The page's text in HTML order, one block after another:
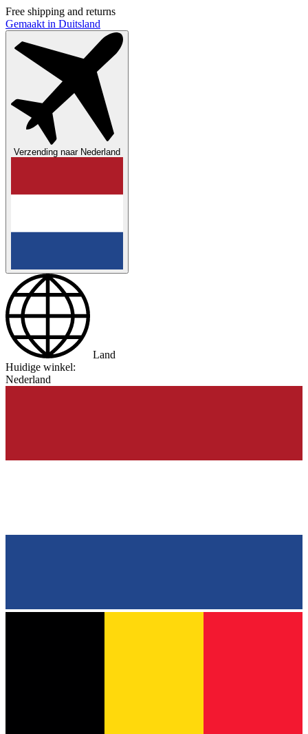
Free shipping and returns
Gemaakt in Duitsland
Verzending naarNederland
Land
Huidige winkel:
Nederland